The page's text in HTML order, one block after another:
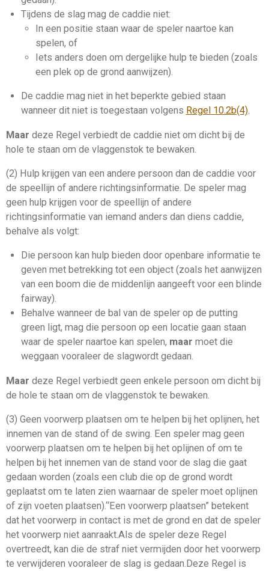
Tijdens de slag mag de caddie niet:
In een positie staan waar de speler naartoe kan
spelen, of
Iets anders doen om dergelijke hulp te bieden (zoals
een plek op de grond aanwijzen).
De caddie mag niet in het beperkte gebied staan
wanneer dit niet is toegestaan volgens Regel 10.2b(4).
Maar deze Regel verbiedt de caddie niet om dicht bij de
hole te staan om de vlaggenstok te bewaken.
(2) Hulp krijgen van een andere persoon dan de caddie voor
de speellijn of andere richtingsinformatie. De speler mag
geen hulp krijgen voor de speellijn of andere
richtingsinformatie van iemand anders dan diens caddie,
behalve als volgt:
Die persoon kan hulp bieden door openbare informatie te
geven met betrekking tot een object (zoals het aanwijzen
van een boom die de middenlijn aangeeft voor een blinde
fairway).
Behalve wanneer de bal van de speler op de putting
green ligt, mag die persoon op een locatie gaan staan
waar de speler naartoe kan spelen, maar moet die
weggaan vooraleer de slagwordt gedaan.
Maar deze Regel verbiedt geen enkele persoon om dicht bij
de hole te staan om de vlaggenstok te bewaken.
(3) Geen voorwerp plaatsen om te helpen bij het oplijnen, het
innemen van de stand of de swing. Een speler mag geen
voorwerp plaatsen om te helpen bij het oplijnen of om te
helpen bij het innemen van de stand voor de slag die gaat
gedaan worden (zoals een club die op de grond wordt
geplaatst om te laten zien waarnaar de speler moet oplijnen
of zijn voeten plaatsen).“Een voorwerp plaatsen” betekent
dat het voorwerp in contact is met de grond en dat de speler
het voorwerp niet aanraakt.Als de speler deze Regel
overtreedt, kan die de straf niet vermijden door het voorwerp
te verwijderen vooraleer de slag is gedaan.Deze Regel is